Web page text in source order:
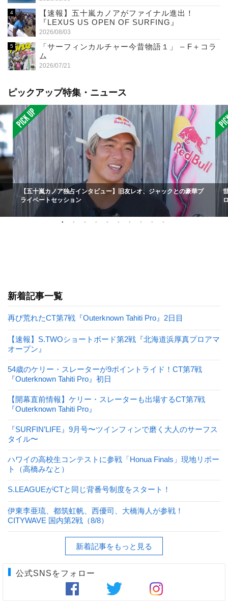
【速報】五十嵐カノアがファイナル進出！
『LEXUS US OPEN OF SURFING』
2026/08/03
「サーフィンカルチャー今昔物語１」 – F＋コラ
ム
2026/07/21
ピックアップ特集・ニュース
【五十嵐カノア独占インタビュー】旧友レオ、ジャックとの豪華プ
ライベートセッション
新着記事一覧
再び荒れたCT第7戦『Outerknown Tahiti Pro』2日目
【速報】S.TWOショートボード第2戦『北海道浜厚真プロアマ
オープン』
54歳のケリー・スレーターが9ポイントライド！CT第7戦
『Outerknown Tahiti Pro』初日
【開幕直前情報】ケリー・スレーターも出場するCT第7戦
『Outerknown Tahiti Pro』
『SURFIN’LIFE』9月号〜ツインフィンで磨く大人のサーフス
タイル〜
ハワイの高校生コンテストに参戦「Honua Finals」現地リポー
ト（高橋みなと）
S.LEAGUEがCTと同じ背番号制度をスタート！
伊東李亜琉、都筑虹帆、西優司、大橋海人が参戦！
CITYWAVE 国内第2戦（8/8）
新着記事をもっと見る
公式SNSをフォロー